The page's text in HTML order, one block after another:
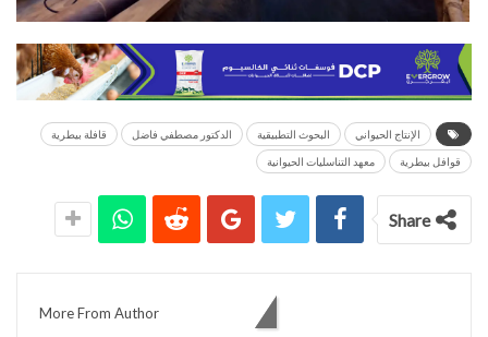
الإنتاج الحيواني البحوث التطبيقية الدكتور مصطفي فاضل قافلة بيطرية
قوافل بيطرية معهد التناسليات الحيوانية
Share
More From Author